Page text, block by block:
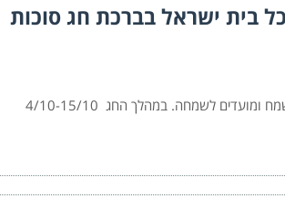
בית ישראל בברכת חג סוכות
לשכת המסחר ירושלים מברכים את חבריה ואת כל בית ישראל בברכת חג סוכות שמח ומועדים לשמחה. במהלך החג 4/10-15/10